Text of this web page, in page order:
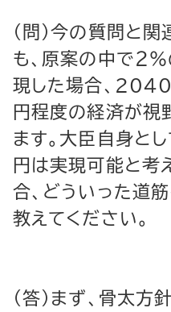
（問）今の質問と
も、原案の中で２
現した場合、
円程度の経済が視
ます。大臣自身と
円は実現可能と考
合、どういった道
教えてください。
（答）まず、骨太